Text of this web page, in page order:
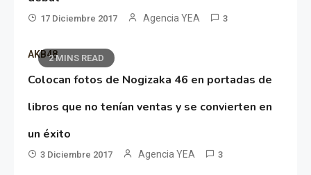
17 Diciembre 2017 Agencia YEA 3
2 MINS READ
AKB48
Colocan fotos de Nogizaka 46 en portadas de
libros que no tenían ventas y se convierten en
un éxito
3 Diciembre 2017 Agencia YEA 3